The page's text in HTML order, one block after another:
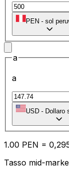
PEN - sol
a
a
USD - Dollaro
1.00 PEN = 0,
Tasso mid-